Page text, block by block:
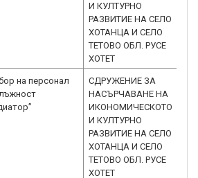
И КУЛТУРНО
РАЗВИТИЕ НА СЕЛО
ХОТАНЦА И СЕЛО
ТЕТОВО ОБЛ. РУСЕ
ХОТЕТ
на персонал
СДРУЖЕНИЕ ЗА
НАСЪРЧАВАНЕ НА
ИКОНОМИЧЕСКОТО
И КУЛТУРНО
РАЗВИТИЕ НА СЕЛО
ХОТАНЦА И СЕЛО
ТЕТОВО ОБЛ. РУСЕ
ХОТЕТ